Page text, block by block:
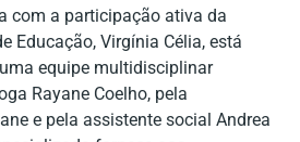
com a participação ativa da
Educação, Virgínia Célia, está
equipe multidisciplinar
Rayane Coelho, pela
e pela assistente social Andrea